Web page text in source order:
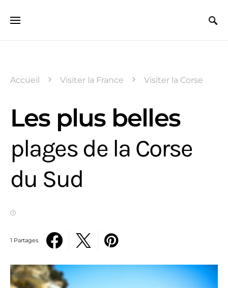
Accueil Visiter la France Visiter la Corse
Les plus belles
plages de la Corse
du Sud
1 Partages